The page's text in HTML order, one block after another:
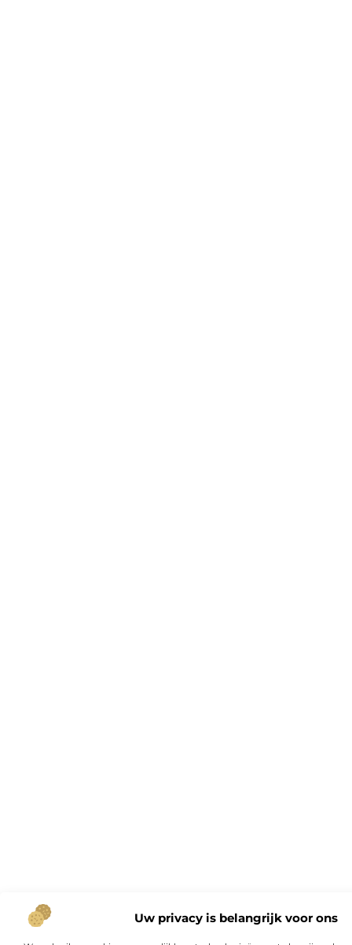
Uw privacy is belangrijk voor ons